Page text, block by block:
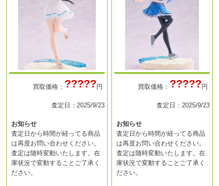
買取価格： ?????円
査定日：2025/9/23
お知らせ
査定日から時間が経ってる商品
は再度お問い合わせください。
査定は随時変動いたします。在
庫状況で変動することご了承く
ださい。
買取価格： ?????円
査定日：2025/9/23
お知らせ
査定日から時間が経ってる商品
は再度お問い合わせください。
査定は随時変動いたします。在
庫状況で変動することご了承く
ださい。